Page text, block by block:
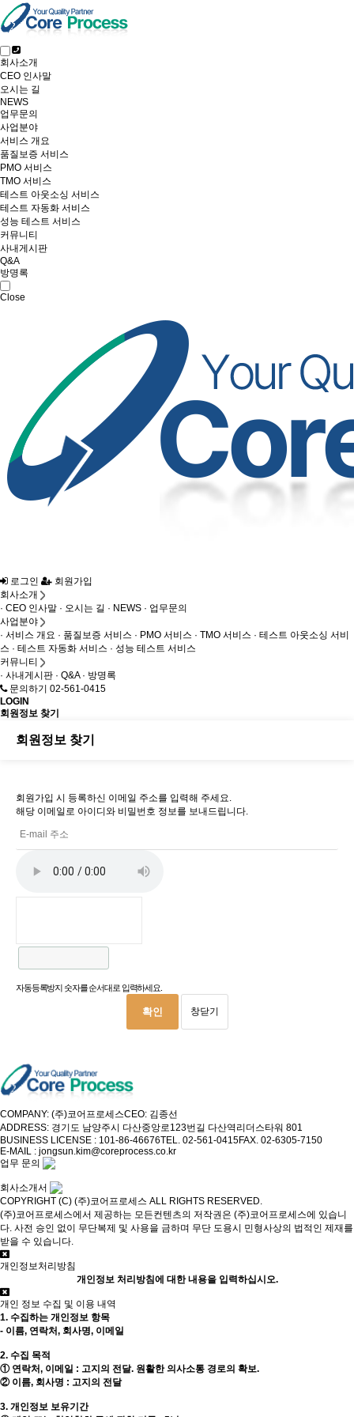
회사소개
CEO 인사말
오시는 길
NEWS
업무문의
사업분야
서비스 개요
품질보증 서비스
PMO 서비스
TMO 서비스
테스트 아웃소싱 서비스
테스트 자동화 서비스
성능 테스트 서비스
커뮤니티
사내게시판
Q&A
방명록
Close
로그인
회원가입
회사소개
· CEO 인사말 · 오시는 길 · NEWS · 업무문의
사업분야
· 서비스 개요 · 품질보증 서비스 · PMO 서비스 · TMO 서비스 · 테스트 아웃소싱 서비
스 · 테스트 자동화 서비스 · 성능 테스트 서비스
커뮤니티
· 사내게시판 · Q&A · 방명록
문의하기 02-561-0415
LOGIN
회원정보 찾기
회원정보 찾기
회원가입 시 등록하신 이메일 주소를 입력해 주세요.
해당 이메일로 아이디와 비밀번호 정보를 보내드립니다.
자동등록방지 숫자를 순서대로 입력하세요.
확인 창닫기
COMPANY: (주)코어프로세스CEO: 김종선
ADDRESS: 경기도 남양주시 다산중앙로123번길 다산역리더스타워 801
BUSINESS LICENSE : 101-86-46676TEL. 02-561-0415FAX. 02-6305-7150
E-MAIL : jongsun.kim@coreprocess.co.kr
업무 문의
회사소개서
COPYRIGHT (C) (주)코어프로세스 ALL RIGHTS RESERVED.
(주)코어프로세스에서 제공하는 모든컨텐츠의 저작권은 (주)코어프로세스에 있습니
다. 사전 승인 없이 무단복제 및 사용을 금하며 무단 도용시 민형사상의 법적인 제재를
받을 수 있습니다.
개인정보처리방침
개인정보 처리방침에 대한 내용을 입력하십시오.
개인 정보 수집 및 이용 내역
1. 수집하는 개인정보 항목
- 이름, 연락처, 회사명, 이메일
2. 수집 목적
① 연락처, 이메일 : 고지의 전달. 원활한 의사소통 경로의 확보.
② 이름, 회사명 : 고지의 전달
3. 개인정보 보유기간